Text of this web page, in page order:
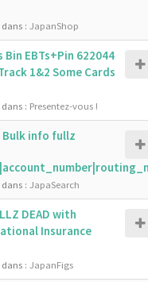
: JapanShop
EBTs+Pin 622044
1&2 Some Cards
: Presentez-vous !
Bulk info fullz
: JapaSearch
DEAD with
Insurance
: JapanFigs